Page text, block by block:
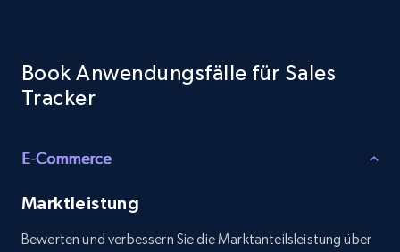
Book Anwendungsfälle für Sales
Tracker
E-Commerce
Marktleistung
Bewerten und verbessern Sie die Marktanteilsleistung über